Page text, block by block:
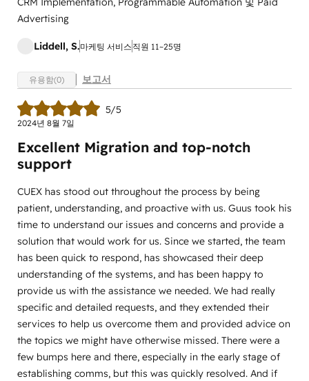
Advertising
Liddell, S.마케팅 서비스 직원 11~25명
유용함(0) 보고서
5/5
2024년 8월 7일
Excellent Migration and top-notch
support
CUEX has stood out throughout the process by being
patient, understanding, and proactive with us. Guus took his
time to understand our issues and concerns and provide a
solution that would work for us. Since we started, the team
has been quick to respond, has showcased their deep
understanding of the systems, and has been happy to
provide us with the assistance we needed. We had really
specific and detailed requests, and they extended their
services to help us overcome them and provided advice on
the topics we might have otherwise missed. There were a
few bumps here and there, especially in the early stage of
establishing comms, but this was quickly resolved. And if